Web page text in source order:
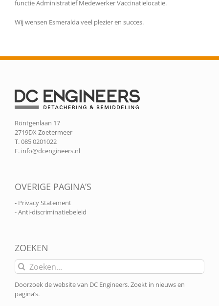
functie Administratief Medewerker Vaccinatielocatie.
Wij wensen Esmeralda veel plezier en succes.
Röntgenlaan 17
2719DX Zoetermeer
T. 085 0201022
E. info@dcengineers.nl
OVERIGE PAGINA’S
- Privacy Statement
- Anti-discriminatiebeleid
ZOEKEN
Zoeken
naar:
Doorzoek de website van DC Engineers. Zoekt in nieuws en
pagina’s.